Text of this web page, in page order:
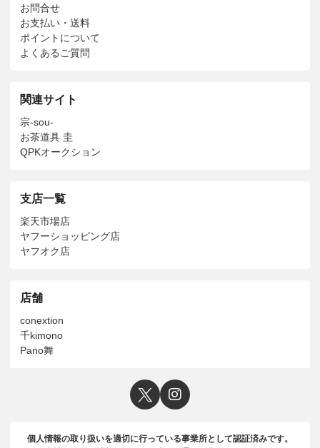
お問合せ
お支払い・送料
ポイントについて
よくあるご質問
関連サイト
宗-sou-
お茶道具 圭
QPKオークション
支店一覧
楽天市場店
ヤフーショッピング店
ヤフオク店
店舗
conextion
千kimono
Pano舞
個人情報の取り扱いを適切に行っている事業所として認証済みです。